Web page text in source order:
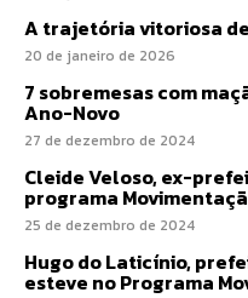
A trajetória vitoriosa
20 de janeiro de 2026
7 sobremesas com
Ano-Novo
27 de dezembro de 2024
Cleide Veloso, ex-
programa
25 de dezembro de 2024
Hugo do Laticínio,
esteve no Programa